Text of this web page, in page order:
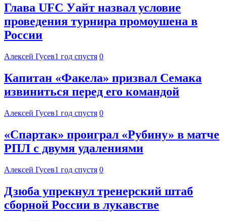
Глава UFC Уайт назвал условие
проведения турнира промоушена в
России
Алексей Гусев1 год спустя 0
Капитан «Факела» призвал Семака
извиниться перед его командой
Алексей Гусев1 год спустя 0
«Спартак» проиграл «Рубину» в матче
РПЛ с двумя удалениями
Алексей Гусев1 год спустя 0
Дзюба упрекнул тренерский штаб
сборной России в лукавстве